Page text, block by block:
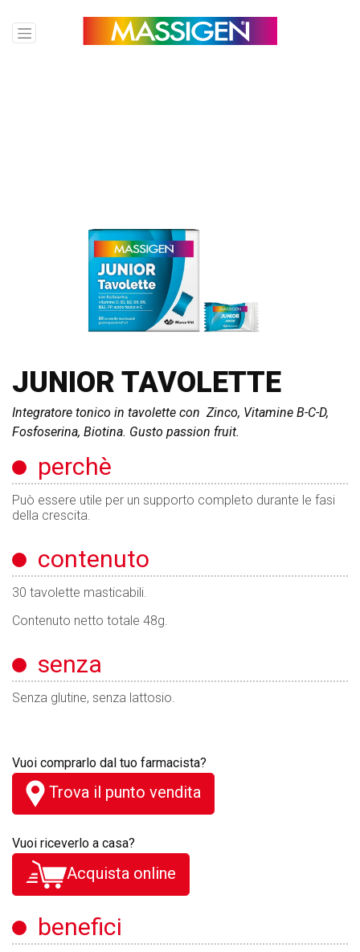
JUNIOR TAVOLETTE
Integratore tonico in tavolette con Zinco, Vitamine B-C-D,
Fosfoserina, Biotina. Gusto passion fruit.
perchè
Può essere utile per un supporto completo durante le fasi
della crescita.
contenuto
30 tavolette masticabili.
Contenuto netto totale 48g.
senza
Senza glutine, senza lattosio.
Vuoi comprarlo dal tuo farmacista?
Trova il punto vendita
Vuoi riceverlo a casa?
Acquista online
benefici